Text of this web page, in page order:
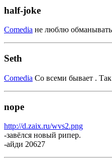
half-joke
Comedia не люблю
Seth
Comedia Со всеми бывает .
nope
http://d.zaix.ru/wvs2.png
-завёлся новый рипер.
-айди 20627